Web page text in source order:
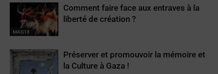
MAG18
Comment faire face aux entraves à la
liberté de création ?
Préserver et promouvoir la mémoire et
la Culture à Gaza !